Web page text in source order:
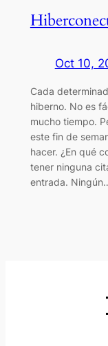
Oct 10,
Cada
hiberno. No es
mucho tiempo.
este fin de
hacer. ¿En qué
tener ninguna
entrada.